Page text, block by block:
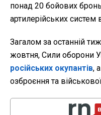
понад 20 бойових
артилерійських систем
Загалом за останній
жовтня, Сили оборони
російських окупантів,
озброєння та